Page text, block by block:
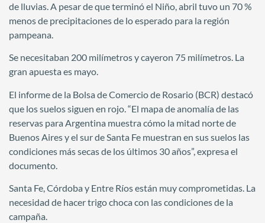
de lluvias. A pesar de que terminó el Niño, abril tuvo un 70 %
menos de precipitaciones de lo esperado para la región
pampeana.
Se necesitaban 200 milímetros y cayeron 75 milímetros. La
gran apuesta es mayo.
El informe de la Bolsa de Comercio de Rosario (BCR) destacó
que los suelos siguen en rojo. “El mapa de anomalía de las
reservas para Argentina muestra cómo la mitad norte de
Buenos Aires y el sur de Santa Fe muestran en sus suelos las
condiciones más secas de los últimos 30 años”, expresa el
documento.
Santa Fe, Córdoba y Entre Ríos están muy comprometidas. La
necesidad de hacer trigo choca con las condiciones de la
campaña.